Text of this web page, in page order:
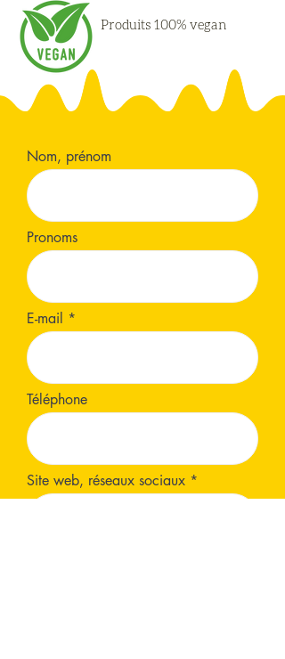
Produits 100% vegan
Nom, prénom
Pronoms
E-mail
Téléphone
Site web, réseaux sociaux